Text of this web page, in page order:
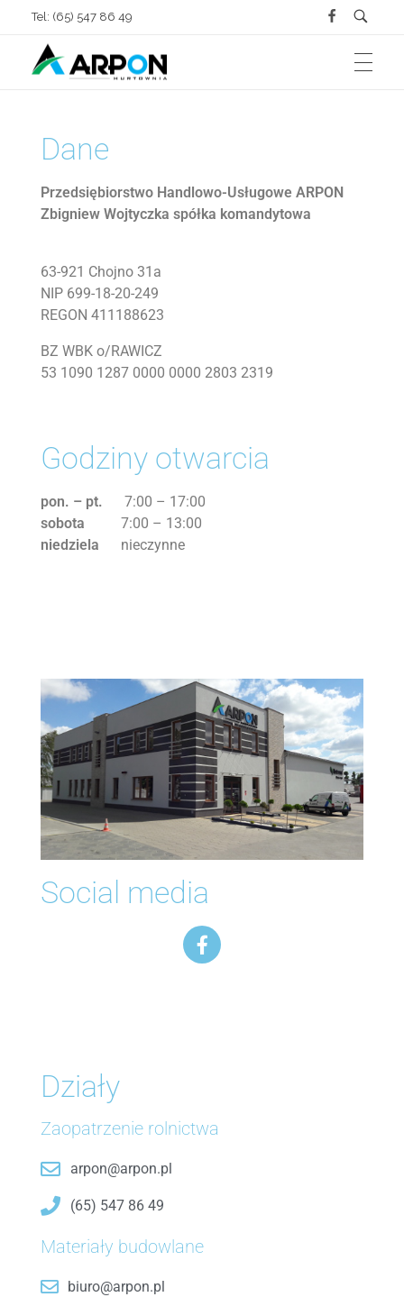
Tel: (65) 547 86 49
Dla bydła
Dla trzody
Dla drobiu
Dla gołębi
Dla koni
Nawozy
Materiał siewny
Środki ochrony roślin
Pozostałe rolnicze
Ściany
Fundamenty
Strop
Sucha zabudowa
Rury i kanalizacja
Kleje
Farby i tynki
Dane
Przedsiębiorstwo Handlowo-Usługowe ARPON
Zbigniew Wojtyczka spółka komandytowa
63-921 Chojno 31a
NIP 699-18-20-249
REGON 411188623
BZ WBK o/RAWICZ
53 1090 1287 0000 0000 2803 2319
Godziny otwarcia
pon. – pt. 7:00 – 17:00
sobota 7:00 – 13:00
niedziela nieczynne
Social media
Działy
Zaopatrzenie rolnictwa
arpon@arpon.pl
(65) 547 86 49
Materiały budowlane
biuro@arpon.pl